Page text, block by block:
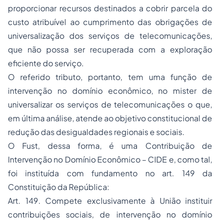
proporcionar recursos destinados a cobrir parcela do
custo atribuível ao cumprimento das obrigações de
universalização dos serviços de telecomunicações,
que não possa ser recuperada com a exploração
eficiente do serviço.
O referido tributo, portanto, tem uma função de
intervenção no domínio econômico, no mister de
universalizar os serviços de telecomunicações o que,
em última análise, atende ao objetivo constitucional de
redução das desigualdades regionais e sociais.
O Fust, dessa forma, é uma Contribuição de
Intervenção no Domínio Econômico – CIDE e, como tal,
foi instituída com fundamento no art. 149 da
Constituição da República:
Art. 149. Compete exclusivamente à União instituir
contribuições sociais, de intervenção no domínio